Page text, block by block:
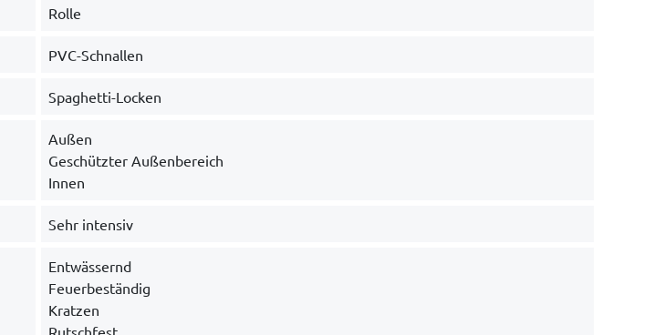
Rolle
PVC-Schnallen
Spaghetti-Locken
Außen
Geschützter Außenbereich
Innen
Sehr intensiv
Entwässernd
Feuerbeständig
Kratzen
Rutschfest